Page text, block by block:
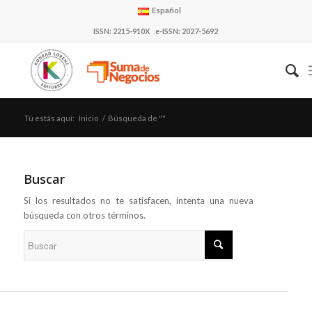
Español
ISSN: 2215-910X e-ISSN: 2027-5692
Tú estás aquí: Inicio / Búsqueda de ""
Buscar
Si los resultados no te satisfacen, intenta una nueva
búsqueda con otros términos.